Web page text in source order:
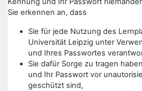
Sie erkennen an, dass
Sie für jede Nutzung des
Universität Leipzig unter
und Ihres Passwortes
Sie dafür Sorge zu tragen
und Ihr Passwort vor
geschützt sind,